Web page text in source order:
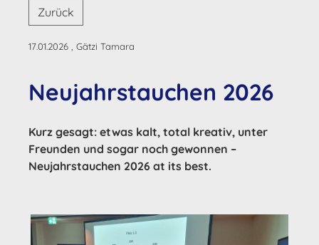
Zurück
17.01.2026 , Gätzi Tamara
Neujahrstauchen 2026
Kurz gesagt: etwas kalt, total kreativ, unter
Freunden und sogar noch gewonnen –
Neujahrstauchen 2026 at its best.